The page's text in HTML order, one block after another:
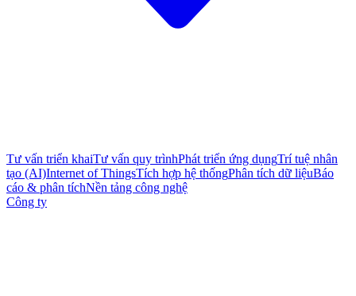
Tư vấn triển khaiTư vấn quy trìnhPhát triển ứng dụngTrí tuệ nhân
tạo (AI)Internet of ThingsTích hợp hệ thốngPhân tích dữ liệuBáo
cáo & phân tíchNền tảng công nghệ
Công ty